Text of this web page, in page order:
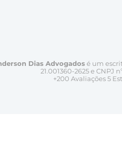
Dias Advogadosé um
21.001360-2625 e CNPJ
+200 Avaliações 5